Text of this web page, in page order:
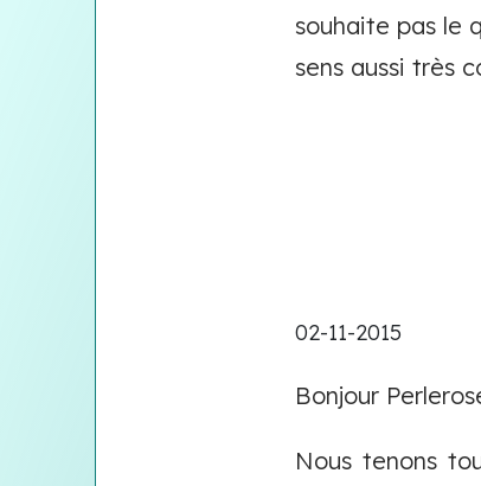
souhaite pas le
sens aussi très
02-11-2015
Bonjour
Nous tenons